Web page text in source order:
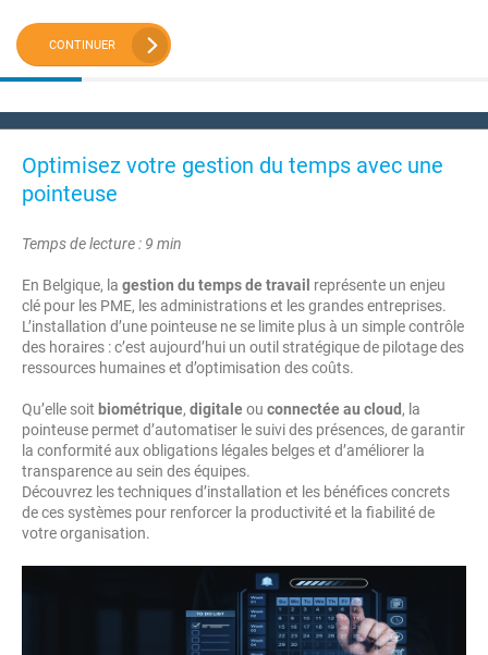
CONTINUER
Optimisez votre gestion du temps avec une
pointeuse
Temps de lecture : 9 min
En Belgique, la gestion du temps de travail représente un enjeu
clé pour les PME, les administrations et les grandes entreprises.
L’installation d’une pointeuse ne se limite plus à un simple contrôle
des horaires : c’est aujourd’hui un outil stratégique de pilotage des
ressources humaines et d’optimisation des coûts.
Qu’elle soit biométrique, digitaleou connectée au cloud , la
pointeuse permet d’automatiser le suivi des présences, de garantir
la conformité aux obligations légales belges et d’améliorer la
transparence au sein des équipes.
Découvrez les techniques d’installation et les bénéfices concrets
de ces systèmes pour renforcer la productivité et la fiabilité de
votre organisation.